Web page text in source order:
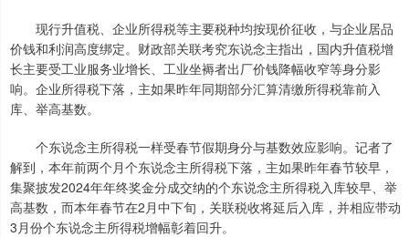
现行升值税、企业所得税等主要税种均按现价征收，与企业居品
价钱和利润高度绑定。财政部关联考究东说念主指出，国内升值税增
长主要受工业服务业增长、工业坐褥者出厂价钱降幅收窄等身分影
响。企业所得税下落，主如果昨年同期部分汇算清缴所得税靠前入
库、举高基数。
个东说念主所得税一样受春节假期身分与基数效应影响。记者了
解到，本年前两个月个东说念主所得税下落，主如果昨年春节较早，
集聚披发2024年年终奖金分成交纳的个东说念主所得税入库较早、举
高基数，而本年春节在2月中下旬，关联税收将延后入库，并相应带动
3月份个东说念主所得税增幅彰着回升。